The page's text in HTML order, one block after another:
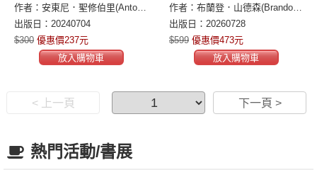
本書才知道，真正重要的東
西，眼睛是看不見的，只有
用心才能看得清楚）
作者：安東尼．聖修伯里(Antoine de Saint Exupery)
出版日：20240704
$300 優惠價237元
放入購物車
畫）
作者：布蘭登．山德森(Brandon Sanderson)
出版日：20260728
$599 優惠價473元
放入購物車
< 上一頁 下一頁 >
熱門活動/書展